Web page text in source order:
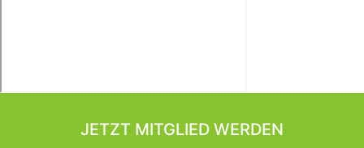
JETZT MITGLIED WERDEN